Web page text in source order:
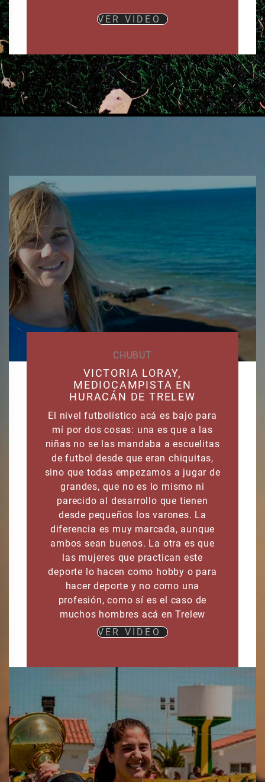
VER VIDEO
CHUBUT
VICTORIA LORAY,
MEDIOCAMPISTA EN
HURACÁN DE TRELEW
El nivel futbolístico acá es bajo para
mí por dos cosas: una es que a las
niñas no se las mandaba a escuelitas
de futbol desde que eran chiquitas,
sino que todas empezamos a jugar de
grandes, que no es lo mismo ni
parecido al desarrollo que tienen
desde pequeños los varones. La
diferencia es muy marcada, aunque
ambos sean buenos. La otra es que
las mujeres que practican este
deporte lo hacen como hobby o para
hacer deporte y no como una
profesión, como sí es el caso de
muchos hombres acá en Trelew
VER VIDEO